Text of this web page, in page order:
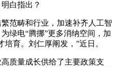
白指出？
畴和行业，加速补齐人工智
绿电“腾挪”更多消纳空间，加
育。刘仁厚阐发，”近日。
量成长供给了主要政策支